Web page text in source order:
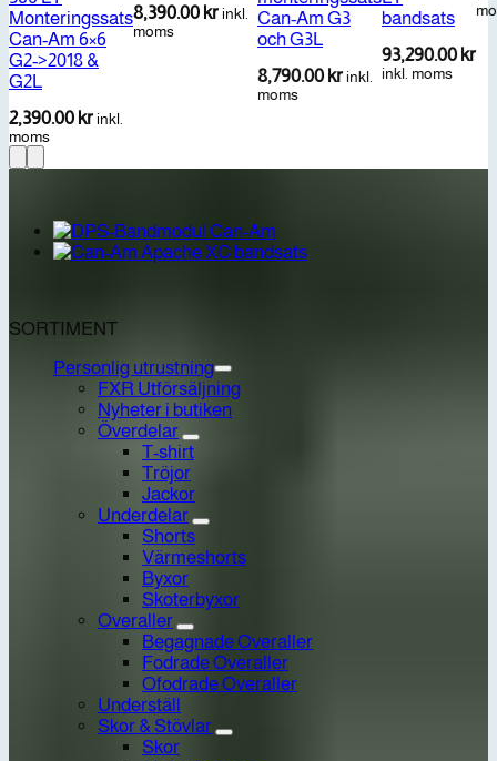
Monteringssats
Can-Am 6×6
G2->2018 &
G2L
2,390.00 krinkl.
moms
8,390.00 krinkl.
moms
Can-Am G3
och G3L
8,790.00 kr inkl.
moms
bandsats
93,290.00 kr
inkl. moms
SORTIMENT
Personlig utrustning
FXR Utförsäljning
Nyheter i butiken
Överdelar
T-shirt
Tröjor
Jackor
Underdelar
Shorts
Värmeshorts
Byxor
Skoterbyxor
Overaller
Begagnade Overaller
Fodrade Overaller
Ofodrade Overaller
Underställ
Skor & Stövlar
Skor